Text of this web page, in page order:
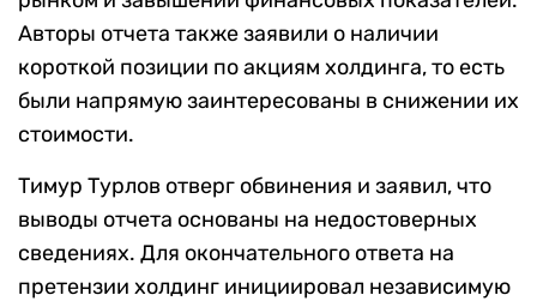
Авторы отчета также заявили о наличии
короткой позиции по акциям холдинга, то есть
были напрямую заинтересованы в снижении их
стоимости.
Тимур Турлов отверг обвинения и заявил, что
выводы отчета основаны на недостоверных
сведениях. Для окончательного ответа на
претензии холдинг инициировал независимую